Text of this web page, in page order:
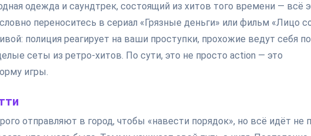
одежда и саундтрек, состоящий из хитов того времени — всё
переноситесь в сериал «Грязные деньги» или фильм «Лицо
полиция реагирует на ваши проступки, прохожие ведут себя
сеты из ретро-хитов. По сути, это не просто action — это
игры.
отправляют в город, чтобы «навести порядок», но всё идёт не